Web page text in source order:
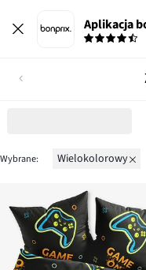
Aplikacja
Wybrane: wielokolorowy